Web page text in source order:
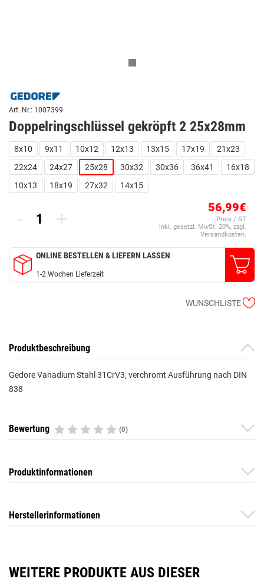
Art. Nr.: 1007399
Doppelringschlüssel gekröpft 2 25x28mm
8x10 9x11 10x12 12x13 13x15 17x19
21x23
22x24
24x27 25x28 30x32 30x36 36x41
16x18
10x13
18x19 27x32 14x15
- + 56,99€
Preis / ST
inkl. gesetzl. MwSt. 20%, zzgl.
Versandkosten.
ONLINE BESTELLEN & LIEFERN LASSEN
1-2 Wochen Lieferzeit
WUNSCHLISTE
Produktbeschreibung
Gedore Vanadium Stahl 31CrV3, verchromt Ausführung nach DIN
838
Bewertung (0)
Produktinformationen
Herstellerinformationen
WEITERE PRODUKTE AUS DIESER